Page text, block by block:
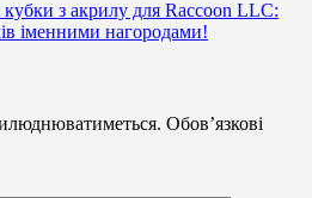
кубки з акрилу для Raccoon LLC:
іменними нагородами!
Обов’язкові